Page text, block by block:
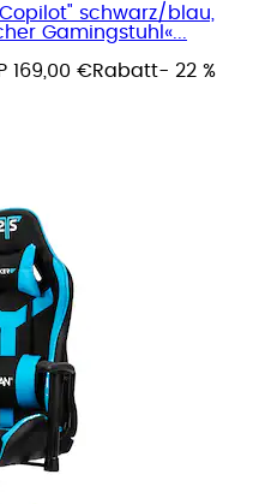
schwarz/blau,
Gamingstuhl«...
169,00 €Rabatt- 22 %